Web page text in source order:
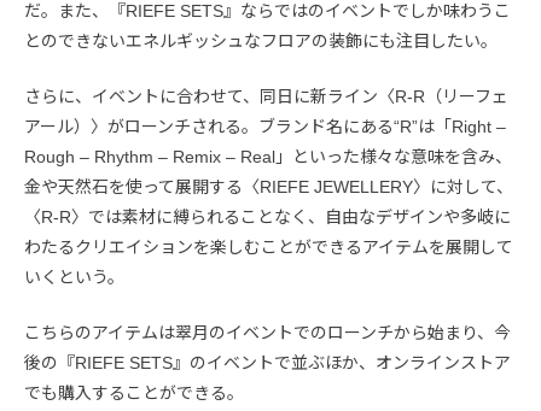
だ。また、『RIEFE SETS』ならではのイベントでしか味わうこ
とのできないエネルギッシュなフロアの装飾にも注目したい。
さらに、イベントに合わせて、同日に新ライン〈R-R（リーフェ
アール）〉がローンチされる。ブランド名にある“R”は「Right –
Rough – Rhythm – Remix – Real」といった様々な意味を含み、
金や天然石を使って展開する〈RIEFE JEWELLERY〉に対して、
〈R-R〉では素材に縛られることなく、自由なデザインや多岐に
わたるクリエイションを楽しむことができるアイテムを展開して
いくという。
こちらのアイテムは翠月のイベントでのローンチから始まり、今
後の『RIEFE SETS』のイベントで並ぶほか、オンラインストア
でも購入することができる。